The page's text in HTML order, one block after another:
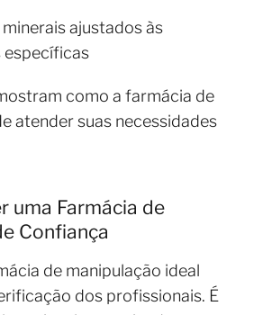
ajustados às
específicas
como a farmácia de
atender suas necessidades
uma Farmácia de
Confiança
de manipulação ideal
dos profissionais. É